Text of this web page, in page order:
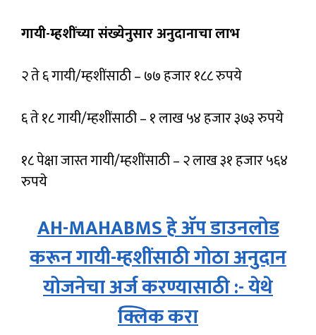
गायी-म्हशींच्या संख्येनुसार अनुदानाचालाभ
२ ते ६ गायी/म्हशींसाठी – ७७ हजार १८८ रुपये
६ ते १८ गायी/म्हशींसाठी – १ लाख ५४ हजार ३७३ रुपये
१८ पेक्षा जास्त गायी/म्हशींसाठी – २ लाख ३१ हजार ५६४
रुपये
AH-MAHABMS हे अ‍ॅप डाउनलोड
करून गायी-म्हशींसाठी गोठा अनुदान
योजनेचा अर्ज करण्यासाठी :- येथे
क्लिक करा